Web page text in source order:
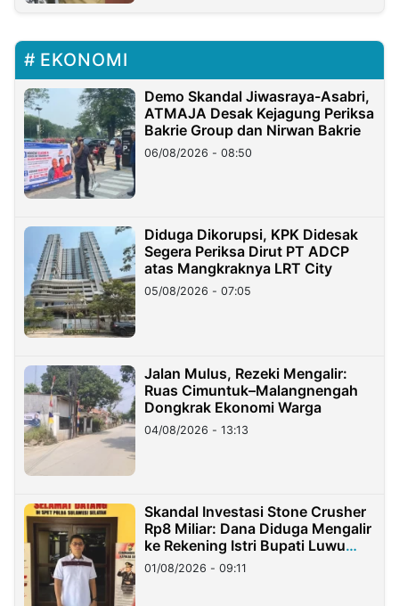
EKONOMI
Demo Skandal Jiwasraya-Asabri,
ATMAJA Desak Kejagung Periksa
Bakrie Group dan Nirwan Bakrie
06/08/2026 - 08:50
Diduga Dikorupsi, KPK Didesak
Segera Periksa Dirut PT ADCP
atas Mangkraknya LRT City
05/08/2026 - 07:05
Jalan Mulus, Rezeki Mengalir:
Ruas Cimuntuk–Malangnengah
Dongkrak Ekonomi Warga
04/08/2026 - 13:13
Skandal Investasi Stone Crusher
Rp8 Miliar: Dana Diduga Mengalir
ke Rekening Istri Bupati Luwu
Timur
01/08/2026 - 09:11